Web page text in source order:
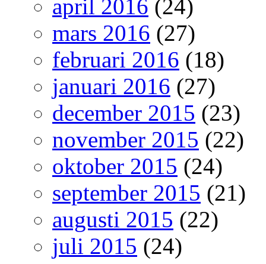
april 2016 (24)
mars 2016 (27)
februari 2016 (18)
januari 2016 (27)
december 2015 (23)
november 2015 (22)
oktober 2015 (24)
september 2015 (21)
augusti 2015 (22)
juli 2015 (24)